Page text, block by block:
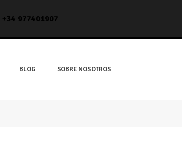
+34 977401907
BLOG SOBRE NOSOTROS